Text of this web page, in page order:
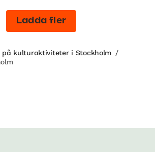
Ladda fler
kulturaktiviteter i Stockholm /